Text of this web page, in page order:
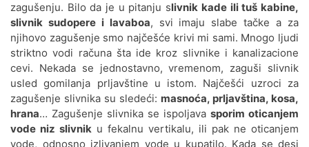
Odgušenje kanalizacije
Konjarnik
Odgušenje kanalizacije Kopit.
gradina
Odgušenje kanalizacije
Košutnjak
zagušenju. Bilo da je u pitanju slivnik kade ili tuš kabine,
slivnik sudopere i lavaboa, svi imaju slabe tačke a za
njihovo zagušenje smo najčešće krivi mi sami. Mnogo ljudi
striktno vodi računa šta ide kroz slivnike i kanalizacione
cevi. Nekada se jednostavno, vremenom, zaguši slivnik
usled gomilanja prljavštine u istom. Najčešći uzroci za
zagušenje slivnika su sledeći: masnoća, prljavština, kosa,
hrana… Zagušenje slivnika se ispoljava sporim oticanjem
vode niz slivnik u fekalnu vertikalu, ili pak ne oticanjem
vode, odnosno izlivanjem vode u kupatilo. Kada se desi